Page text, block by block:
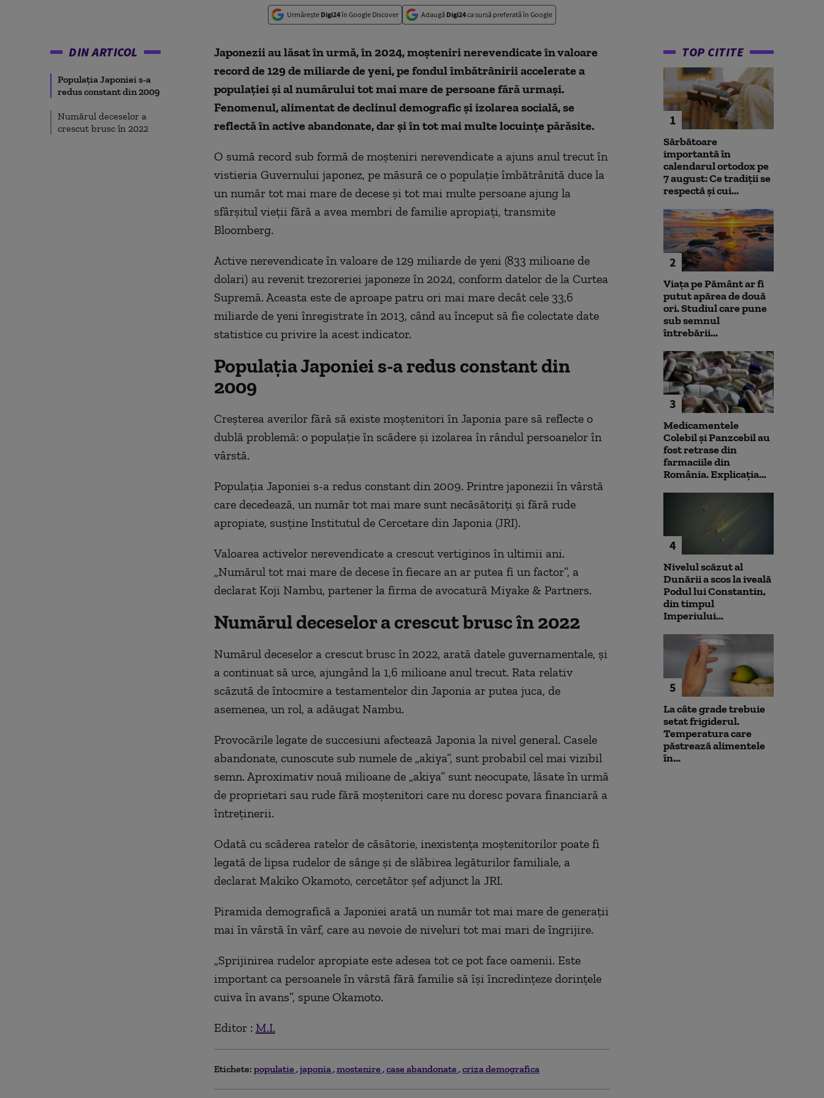
Urmărește Digi24în Google Discover Adaugă Digi24ca sursă preferată în Google
DIN ARTICOL
Populaţia Japoniei s-a
redus constant din 2009
Numărul deceselor a
crescut brusc în 2022
Japonezii au lăsat în urmă, în 2024, moșteniri nerevendicate în valoare
record de 129 de miliarde de yeni, pe fondul îmbătrânirii accelerate a
populației și al numărului tot mai mare de persoane fără urmași.
Fenomenul, alimentat de declinul demografic și izolarea socială, se
reflectă în active abandonate, dar și în tot mai multe locuințe părăsite.
O sumă record sub formă de moşteniri nerevendicate a ajuns anul trecut în
vistieria Guvernului japonez, pe măsură ce o populaţie îmbătrânită duce la
un număr tot mai mare de decese şi tot mai multe persoane ajung la
sfârşitul vieţii fără a avea membri de familie apropiaţi, transmite
Bloomberg.
Active nerevendicate în valoare de 129 miliarde de yeni (833 milioane de
dolari) au revenit trezoreriei japoneze în 2024, conform datelor de la Curtea
Supremă. Aceasta este de aproape patru ori mai mare decât cele 33,6
miliarde de yeni înregistrate în 2013, când au început să fie colectate date
statistice cu privire la acest indicator.
Populaţia Japoniei s-a redus constant din
2009
Creşterea averilor fără să existe moştenitori în Japonia pare să reflecte o
dublă problemă: o populaţie în scădere şi izolarea în rândul persoanelor în
vârstă.
Populaţia Japoniei s-a redus constant din 2009. Printre japonezii în vârstă
care decedează, un număr tot mai mare sunt necăsătoriţi şi fără rude
apropiate, susţine Institutul de Cercetare din Japonia (JRI).
Valoarea activelor nerevendicate a crescut vertiginos în ultimii ani.
„Numărul tot mai mare de decese în fiecare an ar putea fi un factor”, a
declarat Koji Nambu, partener la firma de avocatură Miyake & Partners.
Numărul deceselor a crescut brusc în 2022
Numărul deceselor a crescut brusc în 2022, arată datele guvernamentale, şi
a continuat să urce, ajungând la 1,6 milioane anul trecut. Rata relativ
scăzută de întocmire a testamentelor din Japonia ar putea juca, de
asemenea, un rol, a adăugat Nambu.
Provocările legate de succesiuni afectează Japonia la nivel general. Casele
abandonate, cunoscute sub numele de „akiya”, sunt probabil cel mai vizibil
semn. Aproximativ nouă milioane de „akiya” sunt neocupate, lăsate în urmă
de proprietari sau rude fără moştenitori care nu doresc povara financiară a
întreţinerii.
Odată cu scăderea ratelor de căsătorie, inexistenţa moştenitorilor poate fi
legată de lipsa rudelor de sânge şi de slăbirea legăturilor familiale, a
declarat Makiko Okamoto, cercetător şef adjunct la JRI.
Piramida demografică a Japoniei arată un număr tot mai mare de generaţii
mai în vârstă în vârf, care au nevoie de niveluri tot mai mari de îngrijire.
„Sprijinirea rudelor apropiate este adesea tot ce pot face oamenii. Este
important ca persoanele în vârstă fără familie să îşi încredinţeze dorinţele
cuiva în avans”, spune Okamoto.
Editor : M.I.
Etichete: populatie japonia mostenire case abandonate criza demografica
TOP CITITE
1
Sărbătoare
importantă în
calendarul ortodox pe
7 august: Ce tradiții se
respectă și cui...
2
Viața pe Pământ ar fi
putut apărea de două
ori. Studiul care pune
sub semnul
întrebării...
3
Medicamentele
Colebil și Panzcebil au
fost retrase din
farmaciile din
România. Explicația...
4
Nivelul scăzut al
Dunării a scos la iveală
Podul lui Constantin,
din timpul
Imperiului...
5
La câte grade trebuie
setat frigiderul.
Temperatura care
păstrează alimentele
în...